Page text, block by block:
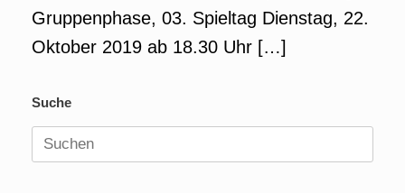
Gruppenphase, 03. Spieltag Dienstag, 22.
Oktober 2019 ab 18.30 Uhr […]
Suche
Suchen
nach: